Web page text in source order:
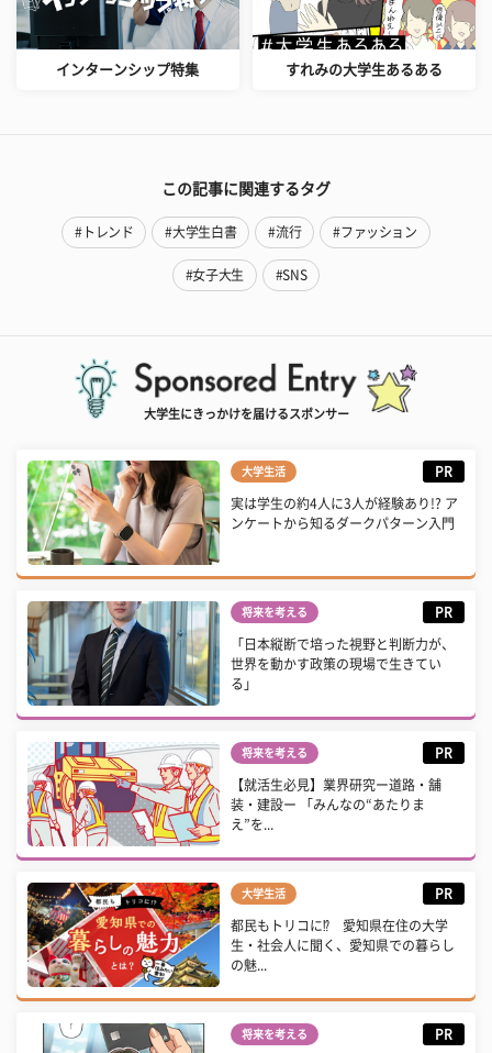
インターンシップ特集 すれみの大学生あるある
この記事に関連するタグ
#トレンド #大学生白書 #流行 #ファッション
#女子大生 #SNS
大学生にきっかけを届けるスポンサー
大学生活 PR
実は学生の約4人に3人が経験あり!? ア
ンケートから知るダークパターン入門
将来を考える PR
「日本縦断で培った視野と判断力が、
世界を動かす政策の現場で生きてい
る」
将来を考える PR
【就活生必見】業界研究ー道路・舗
装・建設ー 「みんなの“あたりま
え”を...
大学生活 PR
都民もトリコに⁉ 愛知県在住の大学
生・社会人に聞く、愛知県での暮らし
の魅...
将来を考える PR